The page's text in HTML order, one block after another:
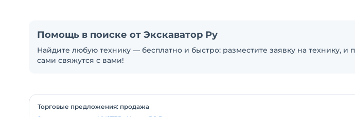
Помощь в поиске от Экскаватор Ру
Найдите любую технику — бесплатно и быстро: разместите заявку на технику, и
сами свяжутся с вами!
Торговые предложения: продажа